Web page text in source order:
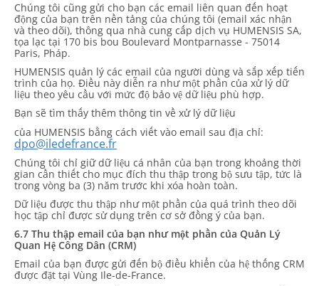
Chúng tôi cũng gửi cho bạn các email liên quan đến hoạt
động của bạn trên nền tảng của chúng tôi (email xác nhận
và theo dõi), thông qua nhà cung cấp dịch vụ HUMENSIS SA,
tọa lạc tại 170 bis bou Boulevard Montparnasse - 75014
Paris, Pháp.
HUMENSIS quản lý các email của người dùng và sắp xếp tiến
trình của họ. Điều này diễn ra như một phần của xử lý dữ
liệu theo yêu cầu với mức độ bảo vệ dữ liệu phù hợp.
Bạn sẽ tìm thấy thêm thông tin về xử lý dữ liệu
của HUMENSIS bằng cách viết vào email sau địa chỉ:
dpo@iledefrance.fr
Chúng tôi chỉ giữ dữ liệu cá nhân của bạn trong khoảng thời
gian cần thiết cho mục đích thu thập trong bộ sưu tập, tức là
trong vòng ba (3) năm trước khi xóa hoàn toàn.
Dữ liệu được thu thập như một phần của quá trình theo dõi
học tập chỉ được sử dụng trên cơ sở đồng ý của bạn.
6.7 Thu thập email của bạn như một phần của Quản Lý
Quan Hệ Công Dân (CRM)
Email của bạn được gửi đến bộ điều khiển của hệ thống CRM
được đặt tại Vùng Ile-de-France.